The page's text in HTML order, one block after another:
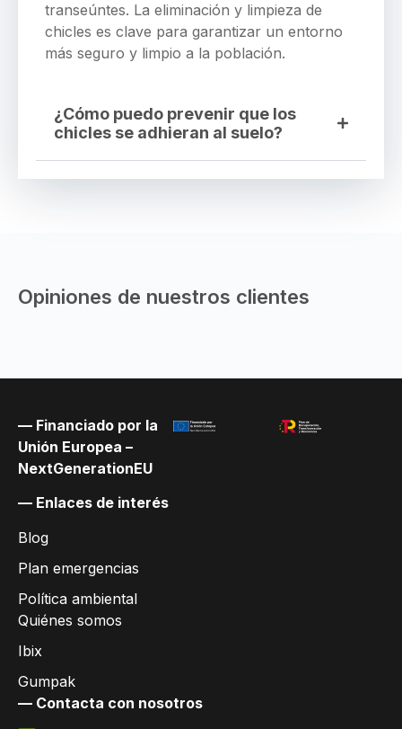
transeúntes. La eliminación y limpieza de
chicles es clave para garantizar un entorno
más seguro y limpio a la población.
¿Cómo puedo prevenir que los
chicles se adhieran al suelo?
Opiniones de nuestros clientes
— Financiado por la
Unión Europea –
NextGenerationEU
— Enlaces de interés
Blog
Plan emergencias
Política ambiental
Quiénes somos
Ibix
Gumpak
— Contacta con nosotros